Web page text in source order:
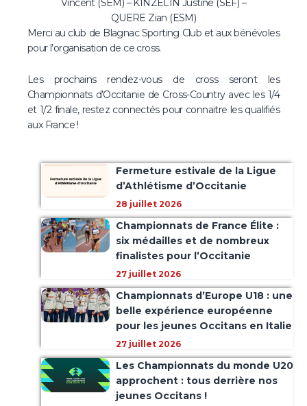
Vincent (SEM) – KINZELIN Justine (SEF) –
QUERE Zian (ESM)
Merci au club de Blagnac Sporting Club et aux bénévoles
pour l’organisation de ce cross.
Les prochains rendez-vous de cross seront les
Championnats d’Occitanie de Cross-Country avec les 1/4
et 1/2 finale, restez connectés pour connaitre les qualifiés
aux France !
Fermeture estivale de la Ligue
d’Athlétisme d’Occitanie
28 juillet 2026
Championnats de France Élite :
six médailles et de nombreux
finalistes pour l’Occitanie
27 juillet 2026
Championnats d’Europe U18 : une
belle expérience européenne
pour les jeunes Occitans en Italie
27 juillet 2026
Les Championnats du monde U20
approchent : tous derrière nos
jeunes Occitans !